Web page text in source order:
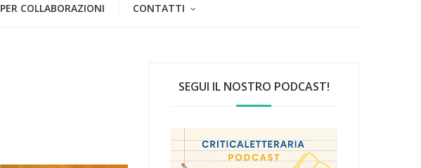
PER COLLABORAZIONI CONTATTI
SEGUI IL NOSTRO PODCAST!